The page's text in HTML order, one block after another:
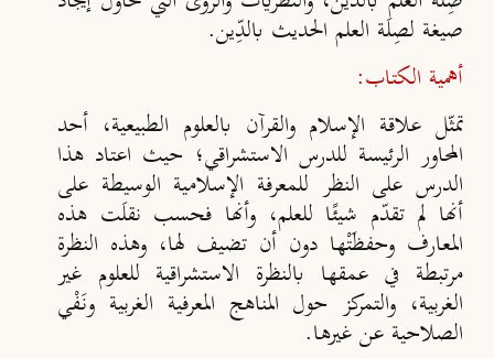
صيغة لصِلَة العلم الحديث بالدِّين.
أهمية الكتاب:
تمثّل علاقة الإسلام والقرآن بالعلوم الطبيعية، أحد
المحاور الرئيسة للدرس الاستشراقي؛ حيث اعتاد هذا
الدرس على النظر للمعرفة الإسلامية الوسيطة على
أنها لم تقدّم شيئًا للعلم، وأنها فحسب نقلَت هذه
المعارف وحفظَتْها دون أن تضيف لها، وهذه النظرة
مرتبطة في عمقها بالنظرة الاستشراقية للعلوم غير
الغربية، والتمركز حول المناهج المعرفية الغربية ونَفْي
الصلاحية عن غيرها.